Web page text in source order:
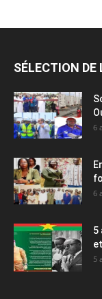
SÉLECTION DE
6
6
5
5